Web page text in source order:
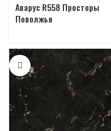
Аварус R558 Просторы
Поволжья